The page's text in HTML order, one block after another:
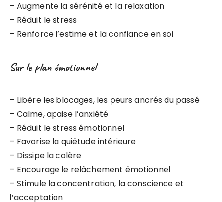
– Augmente la sérénité et la relaxation
– Réduit le stress
– Renforce l’estime et la confiance en soi
Sur le plan émotionnel
– Libère les blocages, les peurs ancrés du passé
– Calme, apaise l’anxiété
– Réduit le stress émotionnel
– Favorise la quiétude intérieure
– Dissipe la colère
– Encourage le relâchement émotionnel
– Stimule la concentration, la conscience et
l’acceptation